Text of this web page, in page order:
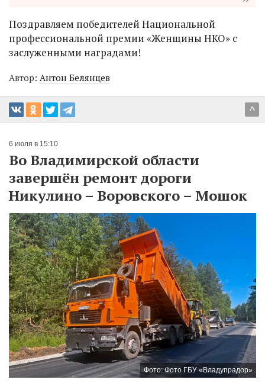
Поздравляем победителей Национальной
профессиональной премии «Женщины НКО» с
заслуженными наградами!
Автор: Антон Белянцев
^
6 июля в 15:10
Во Владимирской области
завершён ремонт дороги
Никулино – Воровского – Мошок
Фото: Фото ГБУ «Владупрадор»